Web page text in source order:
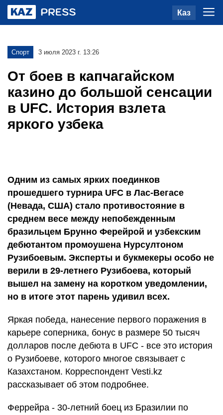
Каз
Спорт 3 июля 2023 г. 13:26
От боев в капчагайском
казино до большой сенсации
в UFC. История взлета
яркого узбека
Одним из самых ярких поединков
прошедшего турнира UFC в Лас-Вегасе
(Невада, США) стало противостояние в
среднем весе между непобежденным
бразильцем Брунно Ферейрой и узбекским
дебютантом промоушена Нурсултоном
Рузибоевым. Эксперты и букмекеры особо не
верили в 29-летнего Рузибоева, который
вышел на замену на коротком уведомлении,
но в итоге этот парень удивил всех.
Яркая победа, нанесение первого поражения в
карьере соперника, бонус в размере 50 тысяч
долларов после дебюта в UFC - все это история
о Рузибоеве, которого многое связывает с
Казахстаном. Корреспондент Vesti.kz
рассказывает об этом подробнее.
Феррейра - 30-летний боец из Бразилии по